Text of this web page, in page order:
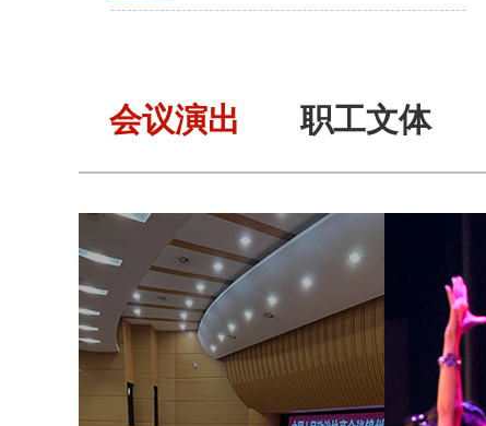
会议演出 职工文体